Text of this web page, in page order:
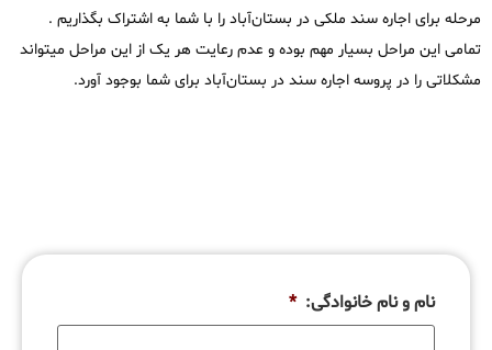
مرحله برای اجاره سند ملکی در بستان‌آباد را با شما به اشتراک بگذاریم .
تمامی این مراحل بسیار مهم بوده و عدم رعایت هر یک از این مراحل میتواند
مشکلاتی را در پروسه اجاره سند در بستان‌آباد برای شما بوجود آورد.
نام و نام خانوادگی: *